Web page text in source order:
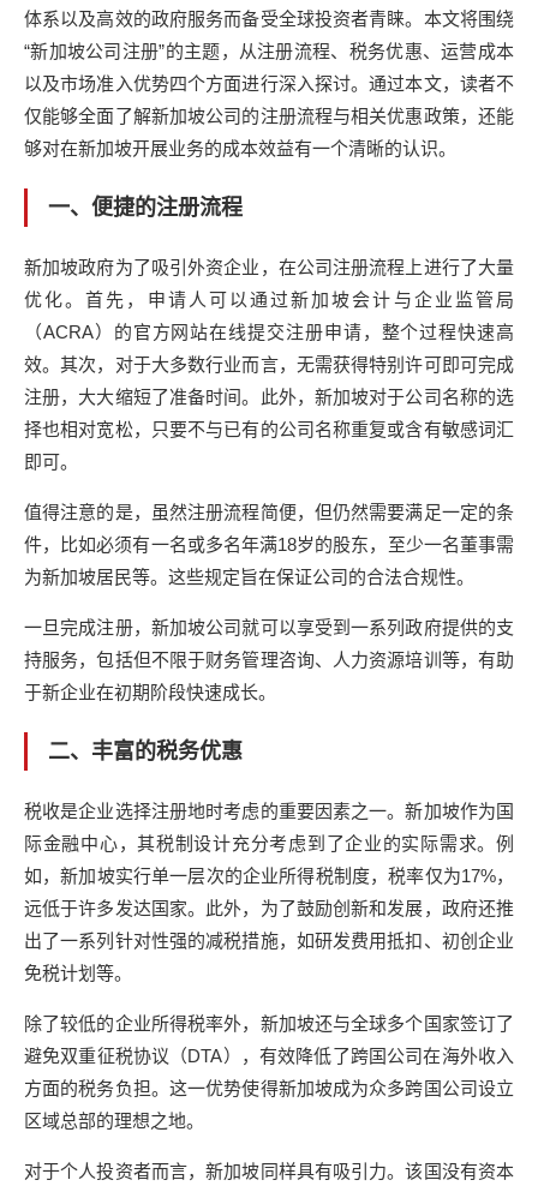
体系以及高效的政府服务而备受全球投资者青睐。本文将围绕
“新加坡公司注册”的主题，从注册流程、税务优惠、运营成本
以及市场准入优势四个方面进行深入探讨。通过本文，读者不
仅能够全面了解新加坡公司的注册流程与相关优惠政策，还能
够对在新加坡开展业务的成本效益有一个清晰的认识。
一、便捷的注册流程
新加坡政府为了吸引外资企业，在公司注册流程上进行了大量
优化。首先，申请人可以通过新加坡会计与企业监管局
（ACRA）的官方网站在线提交注册申请，整个过程快速高
效。其次，对于大多数行业而言，无需获得特别许可即可完成
注册，大大缩短了准备时间。此外，新加坡对于公司名称的选
择也相对宽松，只要不与已有的公司名称重复或含有敏感词汇
即可。
值得注意的是，虽然注册流程简便，但仍然需要满足一定的条
件，比如必须有一名或多名年满18岁的股东，至少一名董事需
为新加坡居民等。这些规定旨在保证公司的合法合规性。
一旦完成注册，新加坡公司就可以享受到一系列政府提供的支
持服务，包括但不限于财务管理咨询、人力资源培训等，有助
于新企业在初期阶段快速成长。
二、丰富的税务优惠
税收是企业选择注册地时考虑的重要因素之一。新加坡作为国
际金融中心，其税制设计充分考虑到了企业的实际需求。例
如，新加坡实行单一层次的企业所得税制度，税率仅为17%，
远低于许多发达国家。此外，为了鼓励创新和发展，政府还推
出了一系列针对性强的减税措施，如研发费用抵扣、初创企业
免税计划等。
除了较低的企业所得税率外，新加坡还与全球多个国家签订了
避免双重征税协议（DTA），有效降低了跨国公司在海外收入
方面的税务负担。这一优势使得新加坡成为众多跨国公司设立
区域总部的理想之地。
对于个人投资者而言，新加坡同样具有吸引力。该国没有资本